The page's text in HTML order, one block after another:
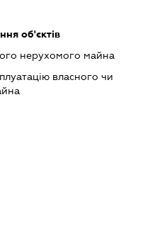
об'єктів
нерухомого майна
власного чи